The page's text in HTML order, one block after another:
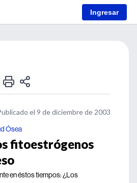
Ingresar
el 9 de diciembre de 2003
Ósea
fitoestrógenos
en éstos tiempos: ¿Los